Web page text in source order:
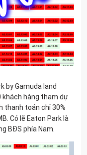
by Gamuda land
khách hàng tham dự
thanh toán chỉ 30%
Có lẽ Eaton Park là
BĐS phía Nam.